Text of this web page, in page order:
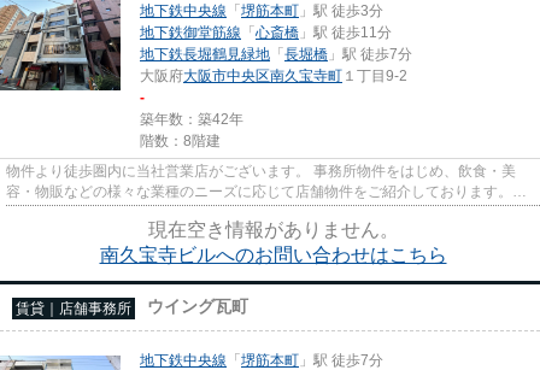
地下鉄中央線 「堺筋本町 」駅 徒歩3分
地下鉄御堂筋線 「心斎橋 」駅 徒歩11分
地下鉄長堀鶴見緑地 「長堀橋 」駅 徒歩7分
大阪府大阪市中央区南久宝寺町 １丁目9-2
-
築年数：築42年
階数：8階建
物件より徒歩圏内に当社営業店がございます。 事務所物件をはじめ、飲食・美
容・物販などの様々な業種のニーズに応じて店舗物件をご紹介しております。
尚、弊社ではおとり広告は一切...
現在空き情報がありません。
南久宝寺ビルへのお問い合わせはこちら
賃貸｜店舗事務所 ウイング瓦町
地下鉄中央線 「堺筋本町 」駅 徒歩7分